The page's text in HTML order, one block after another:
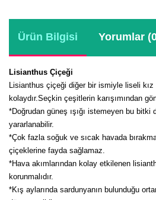
Ürün Bilgisi Yorumlar
Lisianthus Çiçeği
Lisianthus çiçeği diğer bir ismiyle liseli kız
kolaydır.Seçkin çeşitlerin karışımından
*Doğrudan güneş ışığı istemeyen bu bitki
yararlanabilir.
*Çok fazla soğuk ve sıcak havada
çiçeklerine fayda sağlamaz.
*Hava akımlarından kolay etkilenen
korunmalıdır.
*Kış aylarında sardunyanın bulunduğu